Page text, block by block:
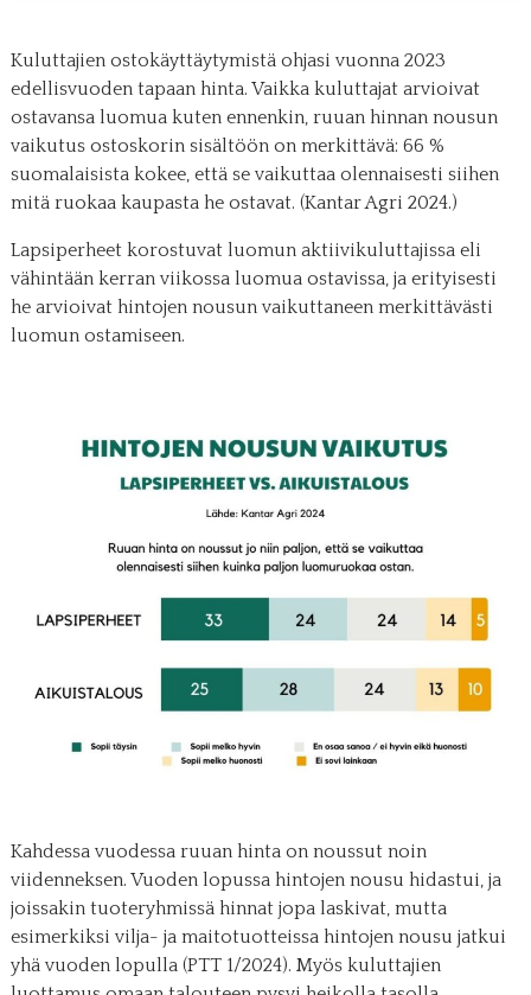
Kuluttajien ostokäyttäytymistä ohjasi vuonna 2023
edellisvuoden tapaan hinta. Vaikka kuluttajat arvioivat
ostavansa luomua kuten ennenkin, ruuan hinnan nousun
vaikutus ostoskorin sisältöön on merkittävä: 66 %
suomalaisista kokee, että se vaikuttaa olennaisesti siihen
mitä ruokaa kaupasta he ostavat. (Kantar Agri 2024.)
Lapsiperheet korostuvat luomun aktiivikuluttajissa eli
vähintään kerran viikossa luomua ostavissa, ja erityisesti
he arvioivat hintojen nousun vaikuttaneen merkittävästi
luomun ostamiseen.
Kahdessa vuodessa ruuan hinta on noussut noin
viidenneksen. Vuoden lopussa hintojen nousu hidastui, ja
joissakin tuoteryhmissä hinnat jopa laskivat, mutta
esimerkiksi vilja- ja maitotuotteissa hintojen nousu jatkui
yhä vuoden lopulla (PTT 1/2024). Myös kuluttajien